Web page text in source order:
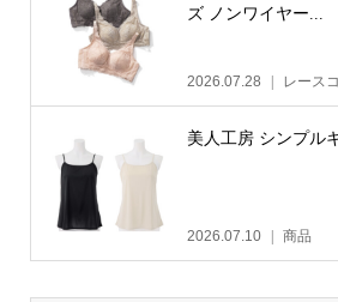
ズ ノンワイヤー...
2026.07.28 レース
美人工房 シンプル
2026.07.10 商品